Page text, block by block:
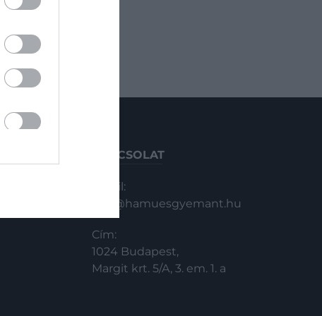
KAPCSOLAT
Email:
info@hamuesgyemant.hu
Cím:
1024 Budapest,
Margit krt. 5/A, 3. em. 1. a